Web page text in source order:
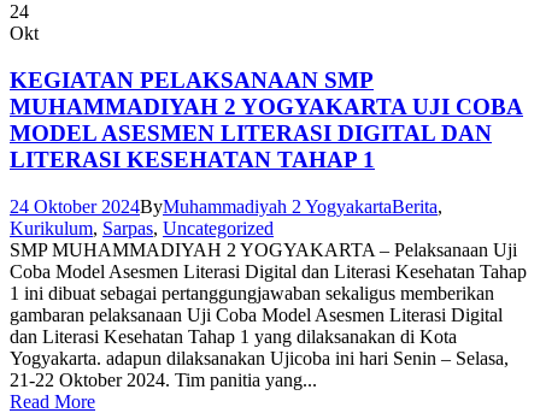
24
Okt
KEGIATAN PELAKSANAAN SMP
MUHAMMADIYAH 2 YOGYAKARTA UJI COBA
MODEL ASESMEN LITERASI DIGITAL DAN
LITERASI KESEHATAN TAHAP 1
24 Oktober 2024ByMuhammadiyah 2 YogyakartaBerita,
Kurikulum, Sarpas, Uncategorized
SMP MUHAMMADIYAH 2 YOGYAKARTA – Pelaksanaan Uji
Coba Model Asesmen Literasi Digital dan Literasi Kesehatan Tahap
1 ini dibuat sebagai pertanggungjawaban sekaligus memberikan
gambaran pelaksanaan Uji Coba Model Asesmen Literasi Digital
dan Literasi Kesehatan Tahap 1 yang dilaksanakan di Kota
Yogyakarta. adapun dilaksanakan Ujicoba ini hari Senin – Selasa,
21-22 Oktober 2024. Tim panitia yang...
Read More